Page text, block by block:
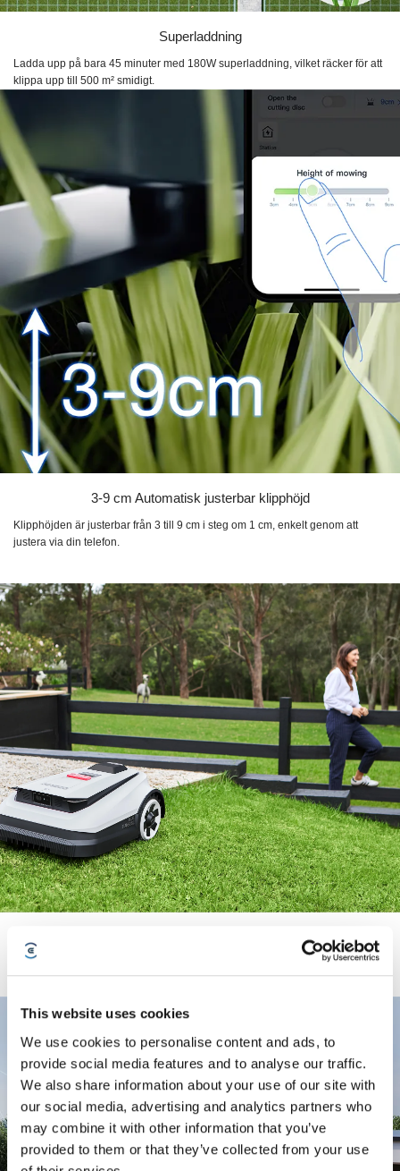
This website uses cookies
We use cookies to personalise content and ads, to
provide social media features and to analyse our traffic.
We also share information about your use of our site with
our social media, advertising and analytics partners who
may combine it with other information that you’ve
provided to them or that they’ve collected from your use
Superladdning
Ladda upp på bara 45 minuter med 180W superladdning, vilket räcker för att
klippa upp till 500 m² smidigt.
3-9 cm Automatisk justerbar klipphöjd
Klipphöjden är justerbar från 3 till 9 cm i steg om 1 cm, enkelt genom att
justera via din telefon.
GOAT-serien förenklar kantklippningen med TruEdge-